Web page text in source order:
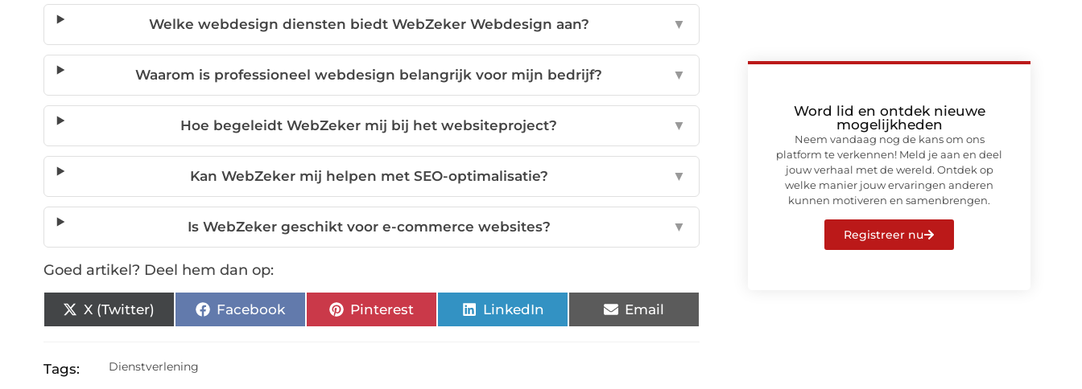
Welke webdesign diensten biedt WebZeker Webdesign aan? ▼
Waarom is professioneel webdesign belangrijk voor mijn bedrijf? ▼
Hoe begeleidt WebZeker mij bij het websiteproject? ▼
Kan WebZeker mij helpen met SEO-optimalisatie? ▼
Is WebZeker geschikt voor e-commerce websites? ▼
Goed artikel? Deel hem dan op:
X (Twitter) Facebook Pinterest LinkedIn Email
Tags: Dienstverlening
Word lid en ontdek nieuwe
mogelijkheden
Neem vandaag nog de kans om ons
platform te verkennen! Meld je aan en deel
jouw verhaal met de wereld. Ontdek op
welke manier jouw ervaringen anderen
kunnen motiveren en samenbrengen.
Registreer nu